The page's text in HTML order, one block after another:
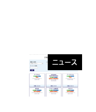
ニュース